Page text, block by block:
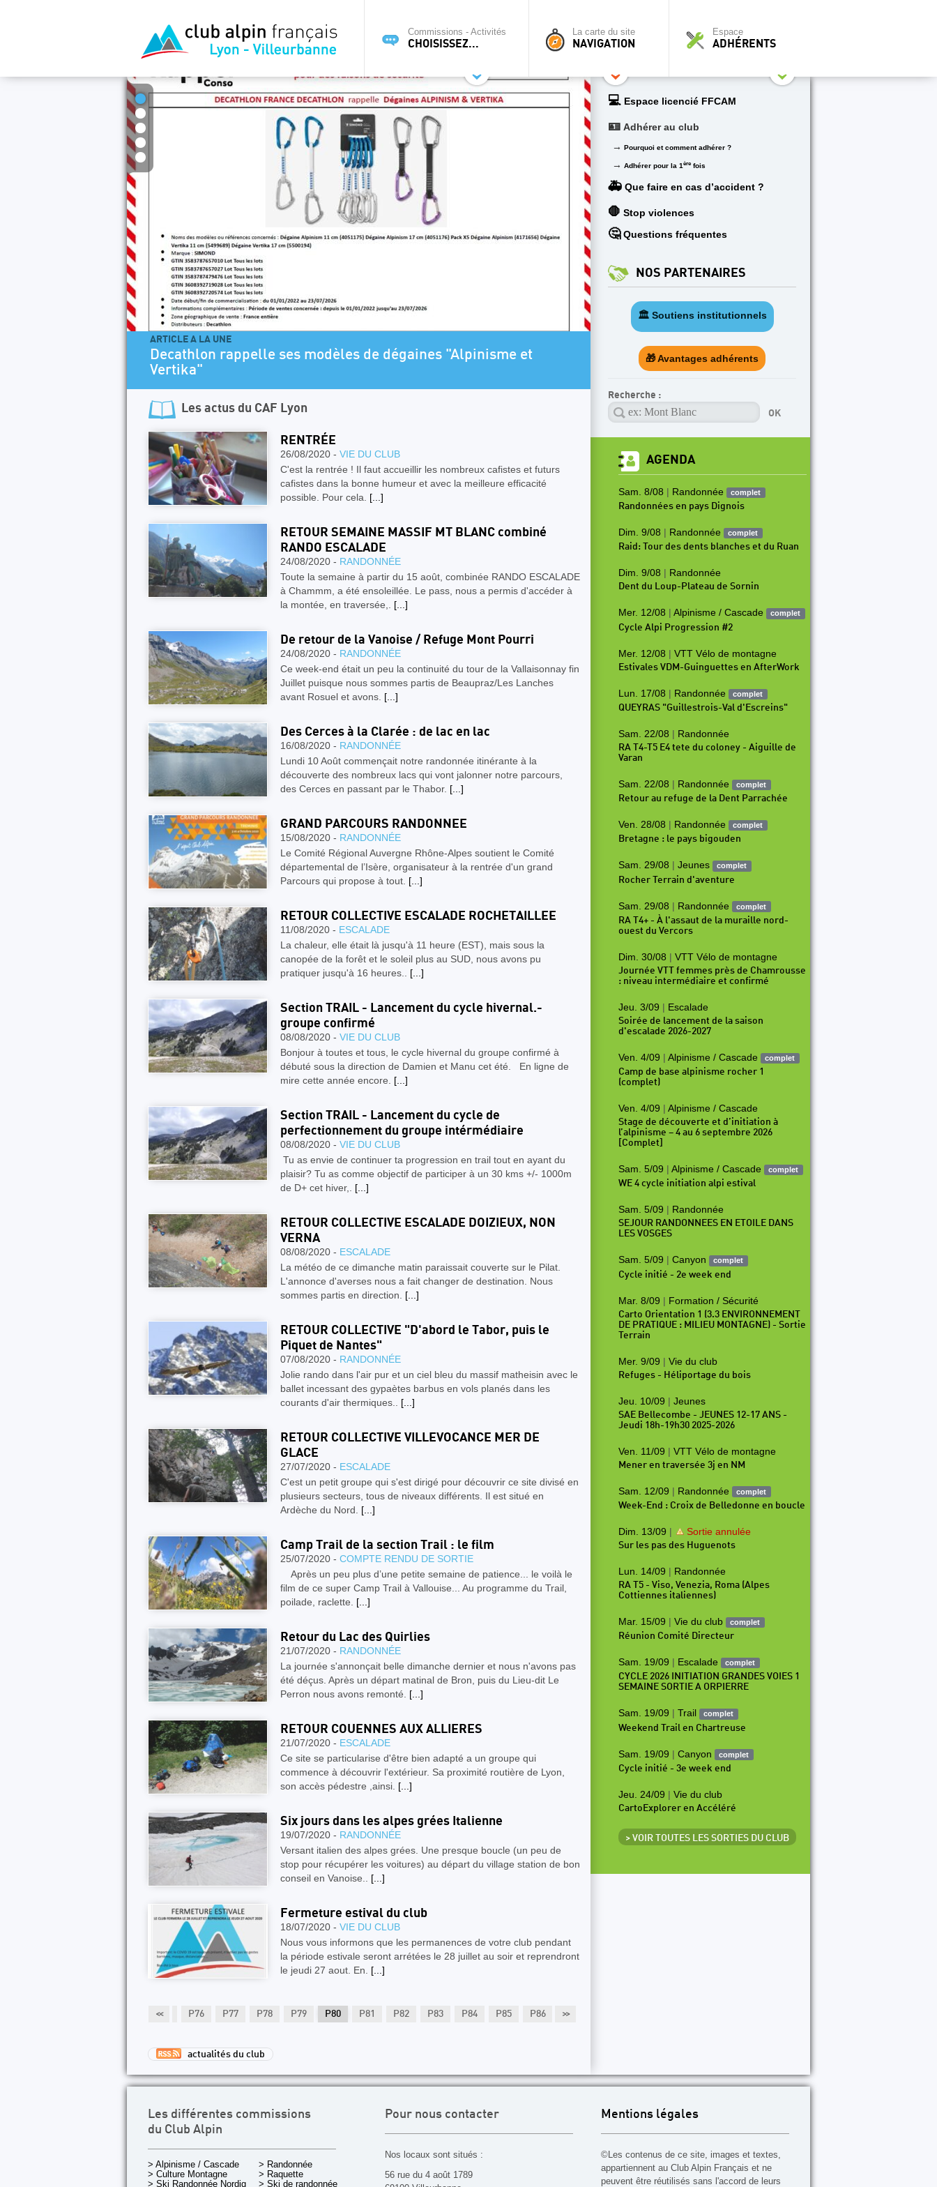
Commissions - Activités
CHOISISSEZ...
La carte du site
NAVIGATION
Espace
ADHÉRENTS
rappelle ses modèles de dégaines "Alpinisme et
Programme Escalade SAE 2026-2027 Jeunes
Les actus du CAF Lyon
RENTRÉE
26/08/2020 - VIE DU CLUB
C'est la rentrée ! Il faut accueillir les nombreux cafistes et futurs
cafistes dans la bonne humeur et avec la meilleure efficacité
possible. Pour cela. [...]
RETOUR SEMAINE MASSIF MT BLANC combiné
RANDO ESCALADE
24/08/2020 - RANDONNÉE
Toute la semaine à partir du 15 août, combinée RANDO ESCALADE
à Chammm, a été ensoleillée. Le pass, nous a permis d'accéder à
la montée, en traversée,. [...]
De retour de la Vanoise / Refuge Mont Pourri
24/08/2020 - RANDONNÉE
Ce week-end était un peu la continuité du tour de la Vallaisonnay fin
Juillet puisque nous sommes partis de Beaupraz/Les Lanches
avant Rosuel et avons. [...]
Des Cerces à la Clarée : de lac en lac
16/08/2020 - RANDONNÉE
Lundi 10 Août commençait notre randonnée itinérante à la
découverte des nombreux lacs qui vont jalonner notre parcours,
des Cerces en passant par le Thabor. [...]
GRAND PARCOURS RANDONNEE
15/08/2020 - RANDONNÉE
Le Comité Régional Auvergne Rhône-Alpes soutient le Comité
départemental de l’Isère, organisateur à la rentrée d'un grand
Parcours qui propose à tout. [...]
RETOUR COLLECTIVE ESCALADE ROCHETAILLEE
11/08/2020 - ESCALADE
La chaleur, elle était là jusqu'à 11 heure (EST), mais sous la
canopée de la forêt et le soleil plus au SUD, nous avons pu
pratiquer jusqu'à 16 heures.. [...]
Section TRAIL - Lancement du cycle hivernal.-
groupe confirmé
08/08/2020 - VIE DU CLUB
Bonjour à toutes et tous, le cycle hivernal du groupe confirmé à
débuté sous la direction de Damien et Manu cet été. En ligne de
mire cette année encore. [...]
Section TRAIL - Lancement du cycle de
perfectionnement du groupe intérmédiaire
08/08/2020 - VIE DU CLUB
Tu as envie de continuer ta progression en trail tout en ayant du
plaisir? Tu as comme objectif de participer à un 30 kms +/- 1000m
de D+ cet hiver,. [...]
RETOUR COLLECTIVE ESCALADE DOIZIEUX, NON
VERNA
08/08/2020 - ESCALADE
La météo de ce dimanche matin paraissait couverte sur le Pilat.
L'annonce d'averses nous a fait changer de destination. Nous
sommes partis en direction. [...]
RETOUR COLLECTIVE "D'abord le Tabor, puis le
Piquet de Nantes"
07/08/2020 - RANDONNÉE
Jolie rando dans l'air pur et un ciel bleu du massif matheisin avec le
ballet incessant des gypaètes barbus en vols planés dans les
courants d'air thermiques.. [...]
RETOUR COLLECTIVE VILLEVOCANCE MER DE
GLACE
27/07/2020 - ESCALADE
C'est un petit groupe qui s'est dirigé pour découvrir ce site divisé en
plusieurs secteurs, tous de niveaux différents. Il est situé en
Ardèche du Nord. [...]
Camp Trail de la section Trail : le film
25/07/2020 - COMPTE RENDU DE SORTIE
Après un peu plus d’une petite semaine de patience... le voilà le
film de ce super Camp Trail à Vallouise... Au programme du Trail,
poilade, raclette. [...]
Retour du Lac des Quirlies
21/07/2020 - RANDONNÉE
La journée s'annonçait belle dimanche dernier et nous n'avons pas
été déçus. Après un départ matinal de Bron, puis du Lieu-dit Le
Perron nous avons remonté. [...]
RETOUR COUENNES AUX ALLIERES
21/07/2020 - ESCALADE
Ce site se particularise d'être bien adapté a un groupe qui
commence à découvrir l'extérieur. Sa proximité routière de Lyon,
son accès pédestre ,ainsi. [...]
Six jours dans les alpes grées Italienne
19/07/2020 - RANDONNÉE
Versant italien des alpes grées. Une presque boucle (un peu de
stop pour récupérer les voitures) au départ du village station de bon
conseil en Vanoise.. [...]
Fermeture estival du club
18/07/2020 - VIE DU CLUB
Nous vous informons que les permanences de votre club pendant
la période estivale seront arrétées le 28 juillet au soir et reprendront
le jeudi 27 aout. En. [...]
<< >>
P75 P76 P77 P78 P79 P80 P81 P82 P83 P84 P85 P86 P87
actualités du club
💻 Espace licencié FFCAM
🪪 Adhérer au club
→ Pourquoi et comment adhérer ?
→ Adhérer pour la 1 èrefois
🚑 Que faire en cas d’accident ?
🛑 Stop violences
🤔Questions fréquentes
NOS PARTENAIRES
🏛️ Soutiens institutionnels
🎁 Avantages adhérents
Recherche :
AGENDA
Sam. 8/08 | Randonnée complet
Randonnées en pays Dignois
Dim. 9/08 | Randonnée complet
Raid: Tour des dents blanches et du Ruan
Dim. 9/08 | Randonnée
Dent du Loup-Plateau de Sornin
Mer. 12/08 | Alpinisme / Cascade complet
Cycle Alpi Progression #2
Mer. 12/08 | VTT Vélo de montagne
Estivales VDM-Guinguettes en AfterWork
Lun. 17/08 | Randonnée complet
QUEYRAS "Guillestrois-Val d'Escreins"
Sam. 22/08 | Randonnée
RA T4-T5 E4 tete du coloney - Aiguille de
Varan
Sam. 22/08 | Randonnée complet
Retour au refuge de la Dent Parrachée
Ven. 28/08 | Randonnée complet
Bretagne : le pays bigouden
Sam. 29/08 | Jeunes complet
Rocher Terrain d'aventure
Sam. 29/08 | Randonnée complet
RA T4+ - À l'assaut de la muraille nord-
ouest du Vercors
Dim. 30/08 | VTT Vélo de montagne
Journée VTT femmes près de Chamrousse
: niveau intermédiaire et confirmé
Jeu. 3/09 | Escalade
Soirée de lancement de la saison
d'escalade 2026-2027
Ven. 4/09 | Alpinisme / Cascade complet
Camp de base alpinisme rocher 1
(complet)
Ven. 4/09 | Alpinisme / Cascade
Stage de découverte et d’initiation à
l’alpinisme – 4 au 6 septembre 2026
[Complet]
Sam. 5/09 | Alpinisme / Cascade complet
WE 4 cycle initiation alpi estival
Sam. 5/09 | Randonnée
SEJOUR RANDONNEES EN ETOILE DANS
LES VOSGES
Sam. 5/09 | Canyon complet
Cycle initié - 2e week end
Mar. 8/09 | Formation / Sécurité
Carto Orientation 1 (3.3 ENVIRONNEMENT
DE PRATIQUE : MILIEU MONTAGNE) - Sortie
Terrain
Mer. 9/09 | Vie du club
Refuges - Héliportage du bois
Jeu. 10/09 | Jeunes
SAE Bellecombe - JEUNES 12-17 ANS -
Jeudi 18h-19h30 2025-2026
Ven. 11/09 | VTT Vélo de montagne
Mener en traversée 3j en NM
Sam. 12/09 | Randonnée complet
Week-End : Croix de Belledonne en boucle
Dim. 13/09 | Sortie annulée
Sur les pas des Huguenots
Lun. 14/09 | Randonnée
RA T5 - Viso, Venezia, Roma (Alpes
Cottiennes italiennes)
Mar. 15/09 | Vie du club complet
Réunion Comité Directeur
Sam. 19/09 | Escalade complet
CYCLE 2026 INITIATION GRANDES VOIES 1
SEMAINE SORTIE A ORPIERRE
Sam. 19/09 | Trail complet
Weekend Trail en Chartreuse
Sam. 19/09 | Canyon complet
Cycle initié - 3e week end
Jeu. 24/09 | Vie du club
CartoExplorer en Accéléré
> VOIR TOUTES LES SORTIES DU CLUB
Les différentes commissions
du Club Alpin
> Alpinisme / Cascade
> Culture Montagne
> Ski Randonnée Nordique
> Randonnée
> Raquette
> Ski de randonnée
Pour nous contacter
Nos locaux sont situés :
56 rue du 4 août 1789
Mentions légales
©Les contenus de ce site, images et textes,
appartiennent au Club Alpin Français et ne
peuvent être réutilisés sans l'accord de leurs